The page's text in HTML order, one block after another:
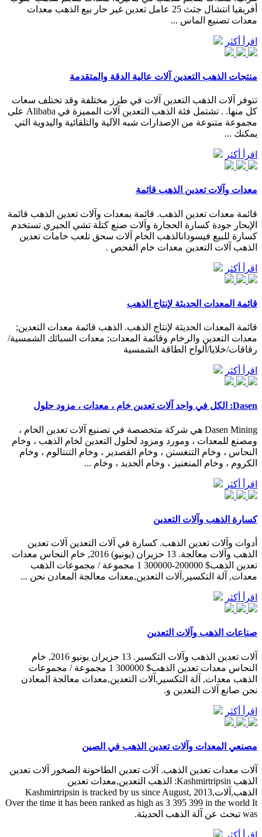
أفريقيا انتشال جثث 25 عامل تعدين غير حار بيع الذهب معدات
معدات تصنيع الماس ...
اقرأ أكثر
منتجات الذهب التعدين آلات عالية الدقة والمتقدمة
تتوفر آلات الذهب التعدين آلات في طرز مختلفة وقد تختلف سعات
كل منها. . تشتمل فئة الذهب التعدين آلات المميزة في Alibaba على
مجموعة متنوعة من الإصدارات شبه الآلية والتلقائية واليدوية التي
يمكنك ...
اقرأ أكثر
معدات وآلات تعدين الذهب قائمة
قائمة معدات تعدين الذهب. قائمة بمعدات وآلات تعدين الذهب قائمة
الإبحار جودة كسارة الحجارة وآلات صنع كتلة تشي الجيري تستخدم
كسارة للبيع فيسودانالذهب الخام آلات سحق تلعب خامات تعدين
الذهب آلات التعدين معدات خام الفحص .
اقرأ أكثر
قائمة المعدات الحديثة لإنتاج الذهب
قائمة المعدات الحديثة لإنتاج الذهب. الذهب قائمة معدات التعدين;
معدات التعدين والرخام وقائمة المعدات; معدات السبائك الشمسية/
رقاقات/خلايا/ألواح الطاقة الشمسية
اقرأ أكثر
Dasen: الكل في واحد آلات تعدين خام ، معدات ، مزود حلول
Dasen Mining هي شركة متخصصة في تصنيع آلات تعدين الخام ،
ومصنع للمعدات ، ومورد ومزود لحلول التعدين لخام الذهب ، وخام
النحاس ، وخام التنغستن ، وخام القصدير ، وخام التنتالوم ، وخام
الكروم ، وخام المنغنيز ، وخام الحديد ، وخام ...
اقرأ أكثر
كسارة الذهب وآلات التعدين
أدوات وآلات تعدين الذهب. كسارة في آلات التعدين آلات تعدين
الذهب وآلات معالجة. 13 حزيران (يونيو) 2016, خام النحاس معدات
تعدين الذهب$ 200000-300000 1 مجموعة / مجموعات الذهب
معدات, آلة التكسير,آلات التعدين,معدات معالجة المعادن نحن ...
اقرأ أكثر
صناعات الذهب وآلات التعدين
آلات تعدين الذهب وآلات التكسير. 13 حزيران يونيو 2016, خام
النحاس معدات تعدين الذهب$ 300000 1 مجموعة / مجموعات
الذهب معدات, آلة التكسير,آلات التعدين,معدات معالجة المعادن
نحن صانع آلات التعدين و.
اقرأ أكثر
مصنعي المعدات وآلات تعدين الذهب في الصين
آلات معدات تعدين الذهب. آلات تعدين الطاحونة الصخور آلات تعدين
الذهب Kashmirtripsin: الذهب التعدين,معدات تعدين
الذهب,آلات,Kashmirtripsin is tracked by us since August, 2013
Over the time it has been ranked as high as 3 395 399 in the world It
was تبحث عن آلة الذهب الحديثة.